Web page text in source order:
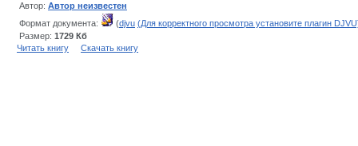
Автор: Автор неизвестен
Формат документа:
(djvu (Для корректного просмотра установите плагин
Размер: 1729 Кб
Читать книгу
Скачать книгу